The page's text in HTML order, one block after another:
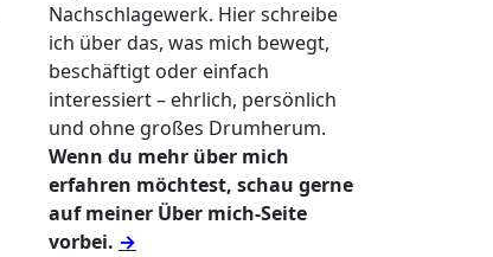
Nachschlagewerk. Hier schreibe
ich über das, was mich bewegt,
beschäftigt oder einfach
interessiert – ehrlich, persönlich
und ohne großes Drumherum.
Wenn du mehr über mich
erfahren möchtest, schau gerne
auf meiner Über mich-Seite
vorbei. →